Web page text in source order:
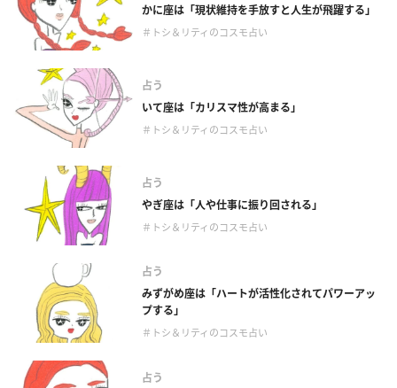
かに座は「現状維持を手放すと人生が飛躍する」
＃トシ＆リティのコスモ占い
占う
いて座は「カリスマ性が高まる」
＃トシ＆リティのコスモ占い
占う
やぎ座は「人や仕事に振り回される」
＃トシ＆リティのコスモ占い
占う
みずがめ座は「ハートが活性化されてパワーアッ
プする」
＃トシ＆リティのコスモ占い
占う